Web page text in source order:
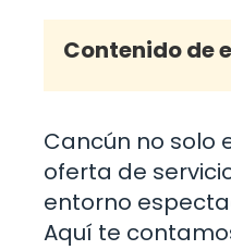
Contenido de
Cancún no solo
oferta de
entorno
Aquí te